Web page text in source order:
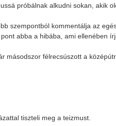
próbálnak alkudni sokan, akik
szempontból kommentálja az
abba a hibába, ami ellenében
másodszor félrecsúszott a
tiszteli meg a teizmust.